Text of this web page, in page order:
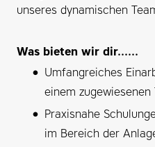
unseres dynamischen
Was bieten wir dir......
Umfangreiches
einem zugewiesenen
Praxisnahe
im Bereich der